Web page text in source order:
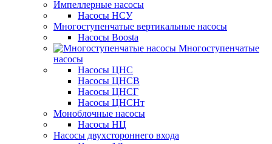
Импеллерные насосы
Насосы НСУ
Многоступенчатые вертикальные насосы
Насосы Boosta
Многоступенчатые
насосы
Насосы ЦНС
Насосы ЦНСВ
Насосы ЦНСГ
Насосы ЦНСНт
Моноблочные насосы
Насосы НЦ
Насосы двухстороннего входа